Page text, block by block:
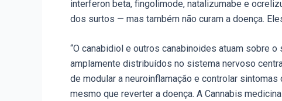
interferon beta, fingolimode, natalizumabe e
dos surtos — mas também não curam a doença.
“O canabidiol e outros canabinoides atuam sobre
amplamente distribuídos no sistema nervoso
de modular a neuroinflamação e controlar
mesmo que reverter a doença. A Cannabis